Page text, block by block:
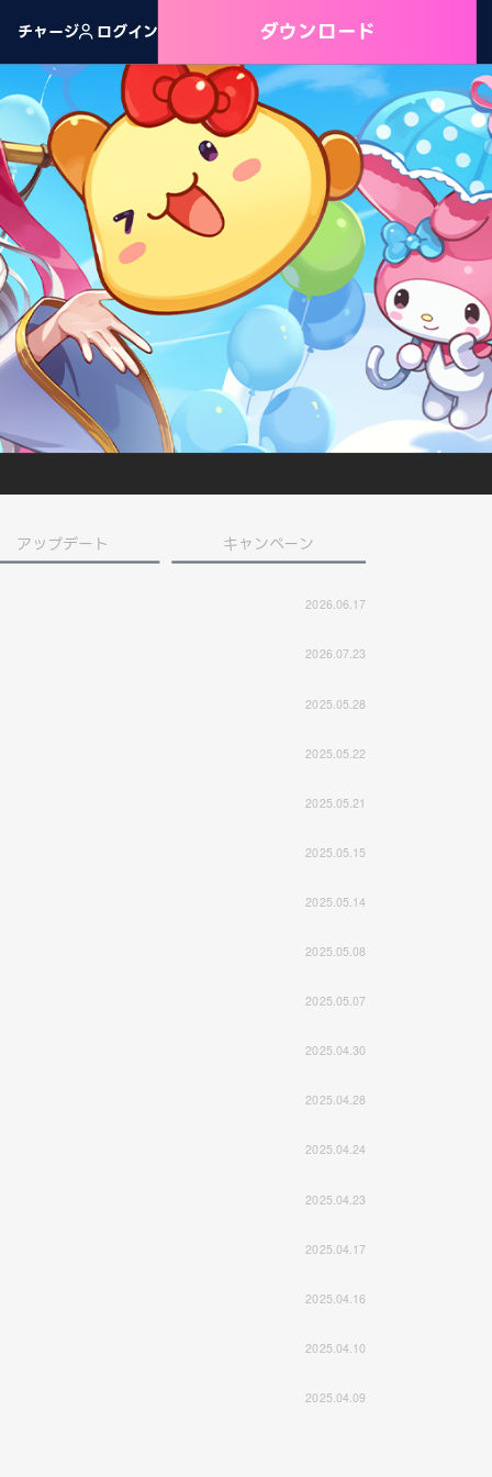
チャージ ログイン ダウンロード
アップデート キャンペーン
2026.06.17
2026.07.23
2025.05.28
2025.05.22
2025.05.21
2025.05.15
2025.05.14
2025.05.08
2025.05.07
2025.04.30
2025.04.28
2025.04.24
2025.04.23
2025.04.17
2025.04.16
2025.04.10
2025.04.09